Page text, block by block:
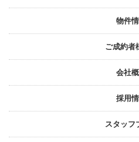
物件
ご成約者
会社
採⽤
スタッフ